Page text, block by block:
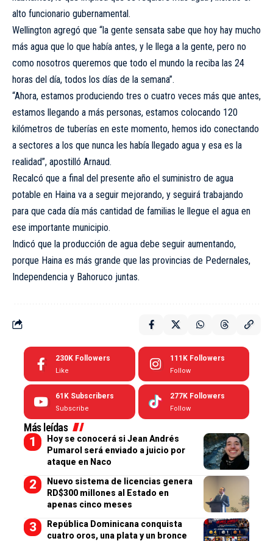
alto funcionario gubernamental.
Wellington agregó que “la gente sensata sabe que hoy hay mucho
más agua que lo que había antes, y le llega a la gente, pero no
como nosotros queremos que todo el mundo la reciba las 24
horas del día, todos los días de la semana”.
“Ahora, estamos produciendo tres o cuatro veces más que antes,
estamos llegando a más personas, estamos colocando 120
kilómetros de tuberías en este momento, hemos ido conectando
a sectores a los que nunca les había llegado agua y esa es la
realidad”, apostilló Arnaud.
Recalcó que a final del presente año el suministro de agua
potable en Haina va a seguir mejorando, y seguirá trabajando
para que cada día más cantidad de familias le llegue el agua en
ese importante municipio.
Indicó que la producción de agua debe seguir aumentando,
porque Haina es más grande que las provincias de Pedernales,
Independencia y Bahoruco juntas.
230K Followers
Like
111K Followers
Follow
61K Subscribers
Subscribe
277K Followers
Follow
Más leídas
Hoy se conocerá si Jean Andrés
Pumarol será enviado a juicio por
ataque en Naco
Nuevo sistema de licencias genera
RD$300 millones al Estado en
apenas cinco meses
República Dominicana conquista
cuatro oros, una plata y un bronce